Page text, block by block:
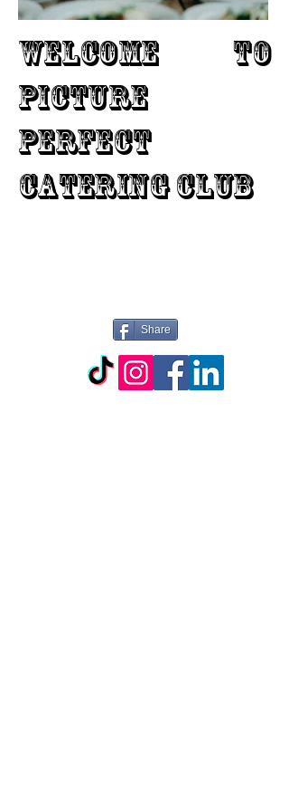
WELCOME TO
PICTURE
PERFECT
CATERING CLUB
Share